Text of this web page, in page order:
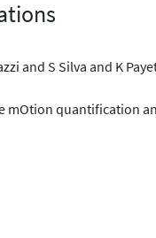
and S Silva and K
mOtion quantification